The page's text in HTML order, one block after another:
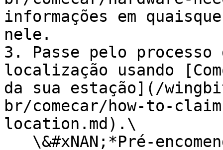
informações em
nele.
3. Passe pelo
localização usando
da sua estação](/
br/comecar/how-to-
location.md).\